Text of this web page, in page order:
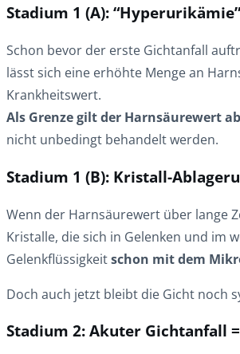
Stadium 1 (A):
Schon bevor der erste Gichtanfall
lässt sich eine erhöhte Menge an
Krankheitswert.
Als Grenze gilt der Harnsäurewert
nicht unbedingt behandelt werden.
Stadium 1 (B): Kristall-
Wenn der Harnsäurewert über lange
Kristalle, die sich in Gelenken und im
Gelenkflüssigkeitschon mit dem
Doch auch jetzt bleibt die Gicht noch
Stadium 2: Akuter Gichtanfall